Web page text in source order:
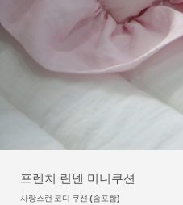
프렌치 린넨 미니쿠션
사랑스런 코디 쿠션 (솜포함)